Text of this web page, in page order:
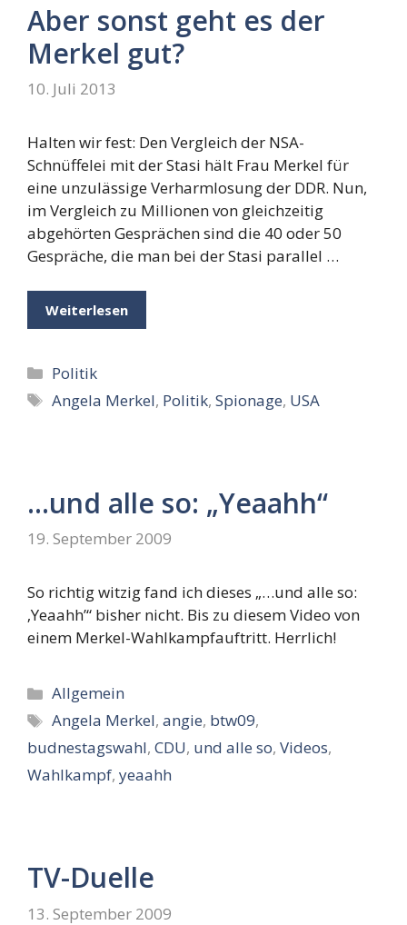
Aber sonst geht es der
Merkel gut?
10. Juli 2013
Halten wir fest: Den Vergleich der NSA-
Schnüffelei mit der Stasi hält Frau Merkel für
eine unzulässige Verharmlosung der DDR. Nun,
im Vergleich zu Millionen von gleichzeitig
abgehörten Gesprächen sind die 40 oder 50
Gespräche, die man bei der Stasi parallel …
Weiterlesen
Kategorien
Politik
Schlagwörter
Angela Merkel, Politik,Spionage, USA
…und alle so: „Yeaahh“
19. September 2009
So richtig witzig fand ich dieses „…und alle so:
‚Yeaahh’“ bisher nicht. Bis zu diesem Video von
einem Merkel-Wahlkampfauftritt. Herrlich!
Kategorien
Allgemein
Schlagwörter
Angela Merkel,angie, btw09,
budnestagswahl, CDU, und alle so, Videos,
Wahlkampf, yeaahh
TV-Duelle
13. September 2009